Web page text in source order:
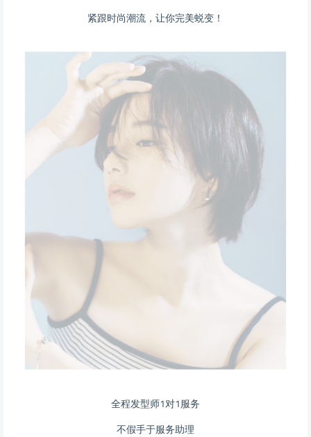
紧跟时尚潮流，让你完美蜕变！
全程发型师1对1服务
不假手于服务助理